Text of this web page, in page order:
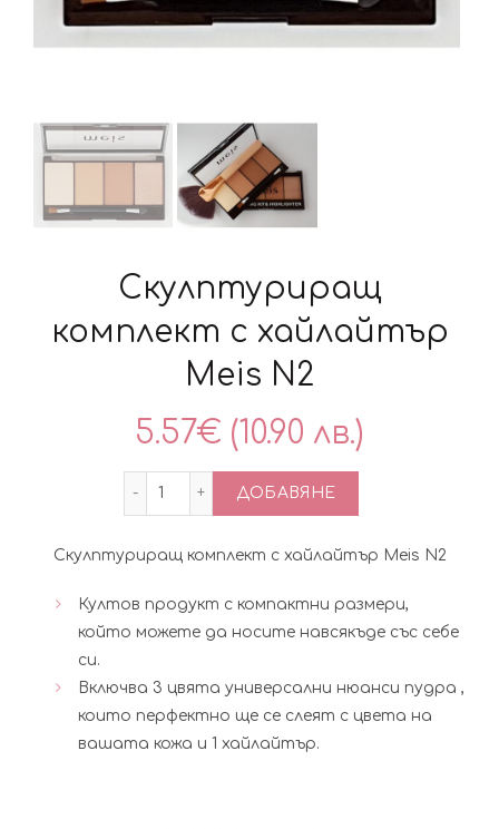
Скулптуриращ
комплект с хайлайтър
Meis N2
5.57€ (10.90 лв.)
количество за Скулптуриращ
ДОБАВЯНЕ
Скулптуриращ комплект с хайлайтър Meis N2
Култов продукт с компактни размери,
който можете да носите навсякъде със себе
си.
Включва 3 цвята универсални нюанси пудра ,
които перфектно ще се слеят с цвета на
вашата кожа и 1 хайлайтър.